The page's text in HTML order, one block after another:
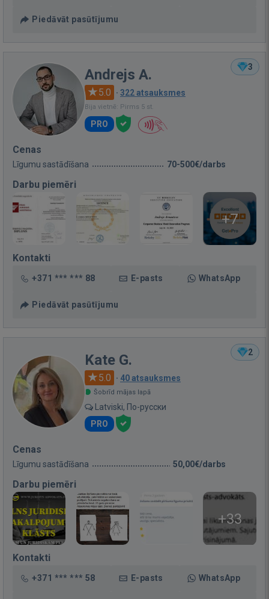
Piedāvāt pasūtījumu
3
Andrejs A.
5.0 · 322 atsauksmes
Bija vietnē: Pirms 5 st.
PRO
Cenas
Līgumu sastādīšana 70-500€/darbs
Darbu piemēri
+7
Kontakti
+371 *** *** 88 E-pasts WhatsApp
Piedāvāt pasūtījumu
2
Kate G.
5.0 · 40 atsauksmes
Šobrīd mājas lapā
Latviski, По-русски
PRO
Cenas
Līgumu sastādīšana 50,00€/darbs
Darbu piemēri
+33
Kontakti
+371 *** *** 58 E-pasts WhatsApp